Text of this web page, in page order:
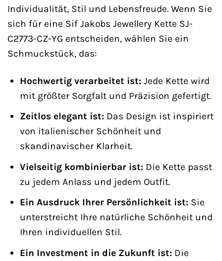
Individualität, Stil und Lebensfreude. Wenn Sie
sich für eine Sif Jakobs Jewellery Kette SJ-
C2773-CZ-YG entscheiden, wählen Sie ein
Schmuckstück, das:
Hochwertig verarbeitet ist:Jede Kette wird
mit größter Sorgfalt und Präzision gefertigt.
Zeitlos elegant ist:Das Design ist inspiriert
von italienischer Schönheit und
skandinavischer Klarheit.
Vielseitig kombinierbar ist:Die Kette passt
zu jedem Anlass und jedem Outfit.
Ein Ausdruck Ihrer Persönlichkeit ist:Sie
unterstreicht Ihre natürliche Schönheit und
Ihren individuellen Stil.
Ein Investment in die Zukunft ist:Die